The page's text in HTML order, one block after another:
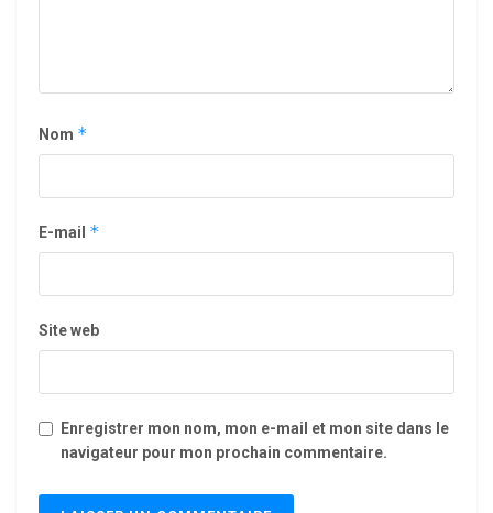
Nom *
E-mail *
Site web
Enregistrer mon nom, mon e-mail et mon site dans le
navigateur pour mon prochain commentaire.